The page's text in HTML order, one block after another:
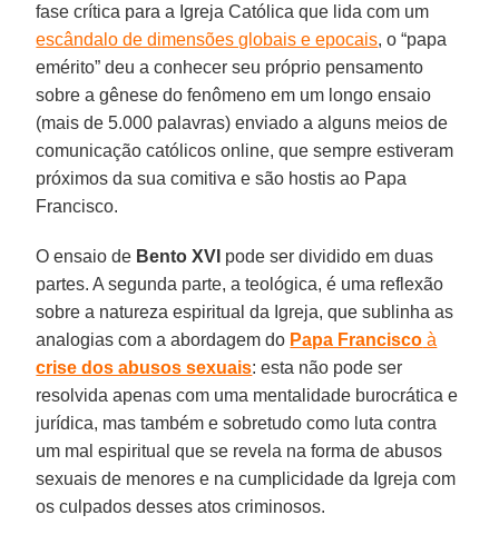
fase crítica para a Igreja Católica que lida com um
escândalo de dimensões globais e epocais, o “papa
emérito” deu a conhecer seu próprio pensamento
sobre a gênese do fenômeno em um longo ensaio
(mais de 5.000 palavras) enviado a alguns meios de
comunicação católicos online, que sempre estiveram
próximos da sua comitiva e são hostis ao Papa
Francisco.
O ensaio de Bento XVI pode ser dividido em duas
partes. A segunda parte, a teológica, é uma reflexão
sobre a natureza espiritual da Igreja, que sublinha as
analogias com a abordagem do Papa Francisco à
crise dos abusos sexuais: esta não pode ser
resolvida apenas com uma mentalidade burocrática e
jurídica, mas também e sobretudo como luta contra
um mal espiritual que se revela na forma de abusos
sexuais de menores e na cumplicidade da Igreja com
os culpados desses atos criminosos.